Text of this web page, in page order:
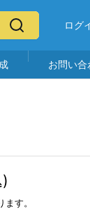
ログ
お問い合
す。